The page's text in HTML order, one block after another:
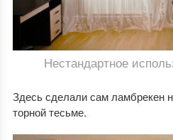
Нестандартное
Здесь сделали сам ламбрекен
торной тесьме.